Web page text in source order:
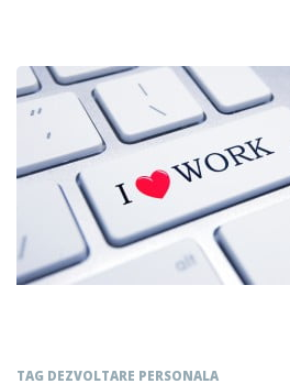
TAG DEZVOLTARE PERSONALA